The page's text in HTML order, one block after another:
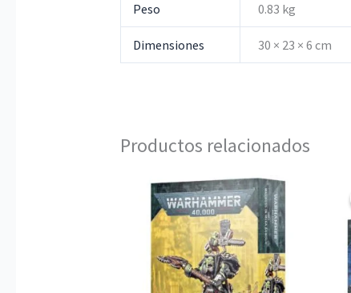
Peso 0.83 kg
Dimensiones 30 × 23 × 6 cm
Productos relacionados